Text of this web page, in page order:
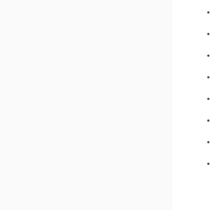
・
・
・
・
・
・
・
・